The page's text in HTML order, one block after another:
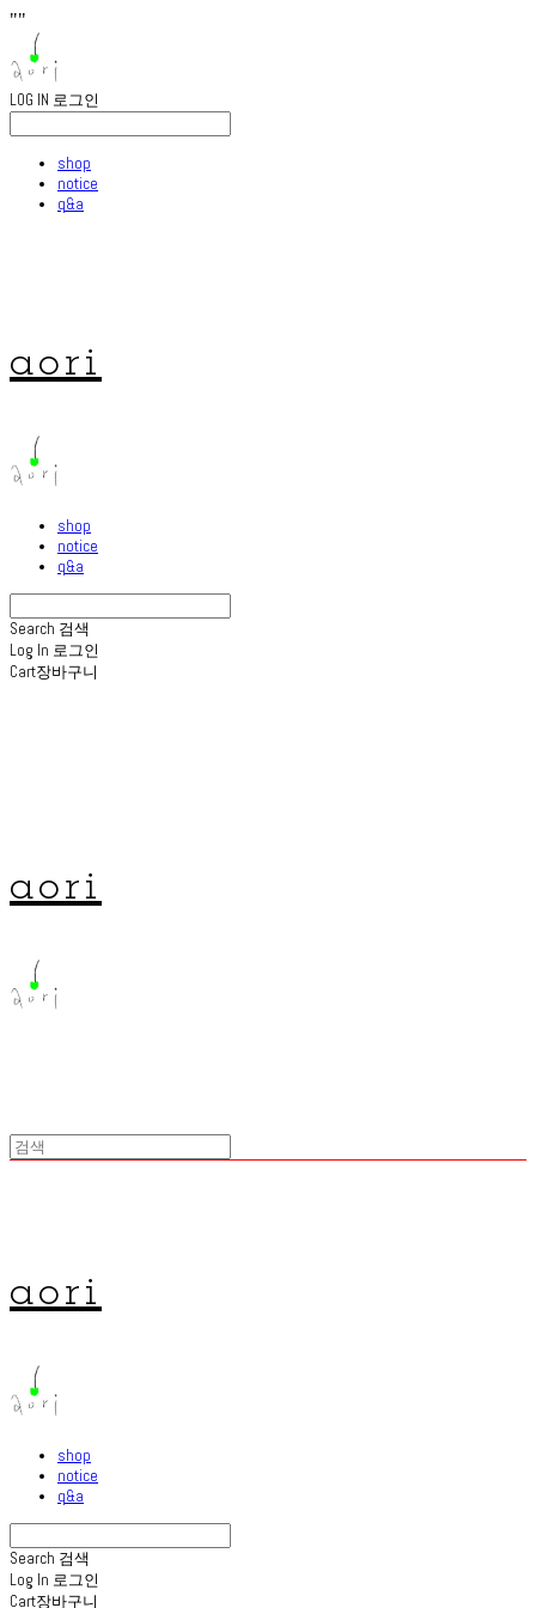
""
LOG IN 로그인
shop
notice
q&a
aori
shop
notice
q&a
Search 검색
Log In 로그인
Cart장바구니
aori
aori
shop
notice
q&a
Search 검색
Log In 로그인
Cart장바구니